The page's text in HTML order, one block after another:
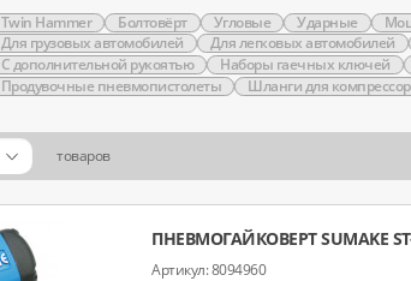
Twin Hammer Болтовёрт Угловые Ударные
Для грузовых автомобилей
Для легковых автомобилей
С дополнительной рукоятью
Наборы гаечных ключей
Продувочные пневмопистолеты
Шланги для
товаров
ПНЕВМОГАЙКОВЕРТ SUMAKE
8094960